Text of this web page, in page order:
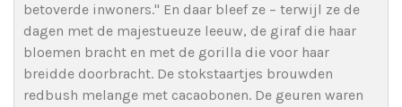
betoverde inwoners." En daar bleef ze – terwijl ze de
dagen met de majestueuze leeuw, de giraf die haar
bloemen bracht en met de gorilla die voor haar
breidde doorbracht. De stokstaartjes brouwden
redbush melange met cacaobonen. De geuren waren